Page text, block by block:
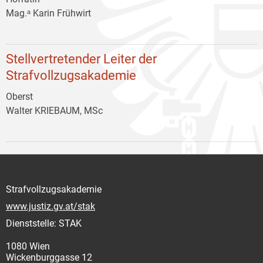
Mag.ᵃ Karin Frühwirt
Stellvertretender Leiter der
Strafvollzugsakademie
Oberst
Walter KRIEBAUM, MSc
Strafvollzugsakademie
www.justiz.gv.at/stak
Dienststelle: STAK
1080 Wien
Wickenburggasse 12